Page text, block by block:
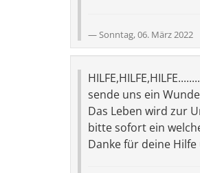
Sonntag, 06. März 2022
sende uns ein
Das Leben wird zur
bitte sofort ein
Danke für deine